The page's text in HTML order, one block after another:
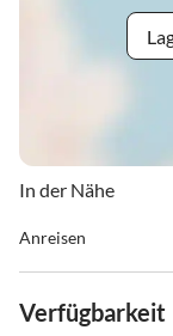
In der Nähe
Anreisen
In unserer
Verfügbarkeit